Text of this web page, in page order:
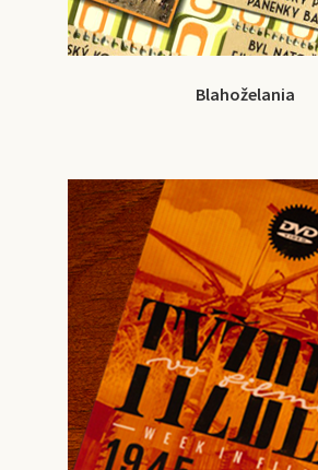
Blahoželania